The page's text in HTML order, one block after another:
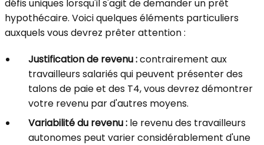
défis uniques lorsqu'il s'agit de demander un prêt
hypothécaire. Voici quelques éléments particuliers
auxquels vous devrez prêter attention :
Justification de revenu :contrairement aux
travailleurs salariés qui peuvent présenter des
talons de paie et des T4, vous devrez démontrer
votre revenu par d'autres moyens.
Variabilité du revenu : le revenu des travailleurs
autonomes peut varier considérablement d'une